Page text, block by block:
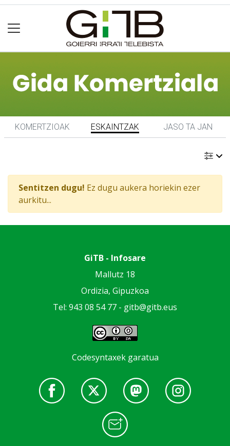
KOMERTZIOAK ESKAINTZAK JASO TA JAN
Sentitzen dugu! Ez dugu aukera horiekin ezer
aurkitu...
GiTB - Infosare
Mallutz 18
Ordizia, Gipuzkoa
Tel: 943 08 54 77 - gitb@gitb.eus
Codesyntaxek garatua